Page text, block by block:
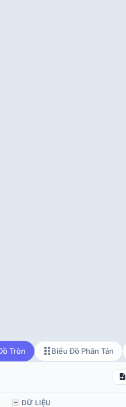
Tròn Biểu Đồ Phân Tán